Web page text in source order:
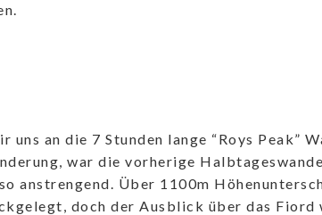
uns an die 7 Stunden lange “Roys Peak”
war die vorherige
anstrengend. Über 1100m
doch der Ausblick über das Fiord